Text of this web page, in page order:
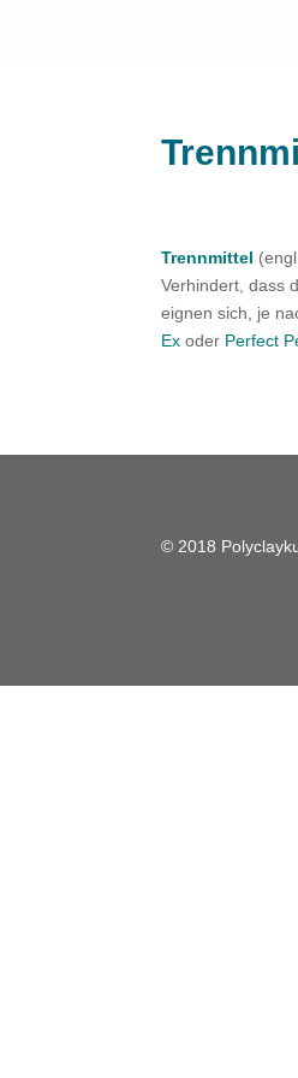
Trennmittel
Verhindert, dass
eignen sich, je
Ex oder Perfect
© 2018